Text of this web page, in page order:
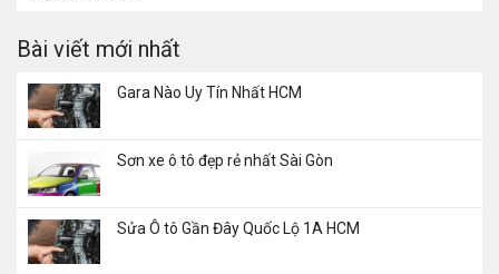
Bài viết mới nhất
Gara Nào Uy Tín Nhất HCM
Sơn xe ô tô đẹp rẻ nhất Sài Gòn
Sửa Ô tô Gần Đây Quốc Lộ 1A HCM